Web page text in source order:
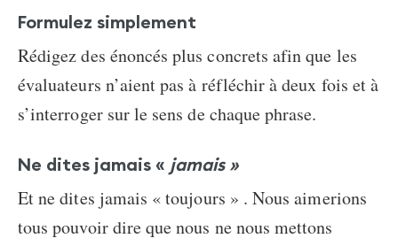
Formulez simplement
Rédigez des énoncés plus concrets afin que les
évaluateurs n’aient pas à réfléchir à deux fois et à
s’interroger sur le sens de chaque phrase.
Ne dites jamais « jamais »
Et ne dites jamais « toujours » . Nous aimerions
tous pouvoir dire que nous ne nous mettons